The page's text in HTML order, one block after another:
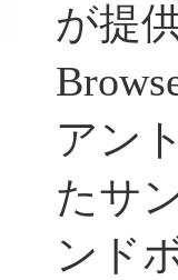
が提
アン
たサ
ンド